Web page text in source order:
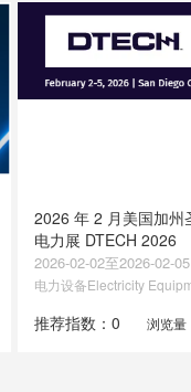
2026 年 2 月美国加州
电力展 DTECH 2026
2026-02-02至2026-02-05
电力设备Electricity
推荐指数：0 浏览量